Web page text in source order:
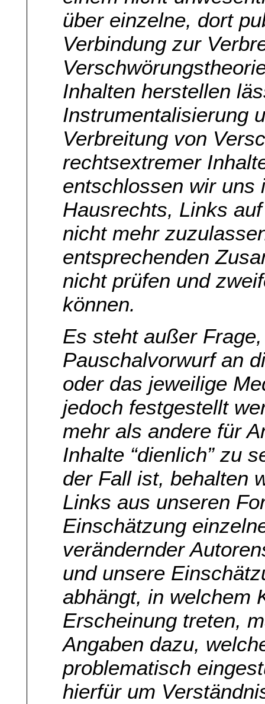
über einzelne, dort
Verbindung zur
Inhalten herstellen
Instrumentalisierung
Verbreitung von
rechtsextremer
entschlossen wir uns
Hausrechts, Links
nicht mehr
entsprechenden
nicht prüfen und
können.
Es steht außer
Pauschalvorwurf an
oder das jeweilige
jedoch festgestellt
mehr als andere für
Inhalte “dienlich” zu
der Fall ist, behalten
Links aus unseren
Einschätzung
verändernder
und unsere
abhängt, in welchem
Erscheinung treten,
Angaben dazu,
problematisch
hierfür um